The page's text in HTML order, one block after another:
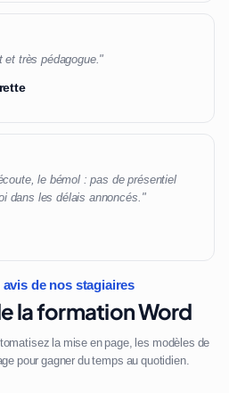
et très pédagogue."
le bémol : pas de présentiel
dans les délais annoncés."
de nos stagiaires
la formation Word
la mise en page, les modèles de
pour gagner du temps au quotidien.